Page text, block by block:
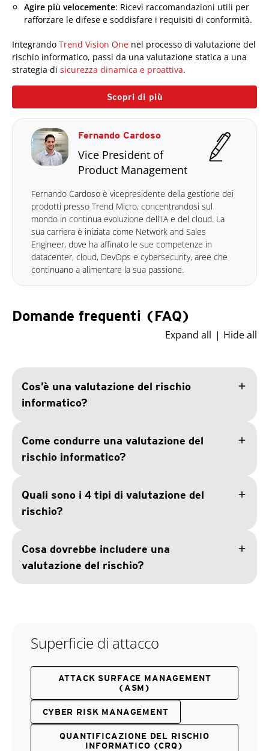
Agire più velocemente: Ricevi raccomandazioni utili per
rafforzare le difese e soddisfare i requisiti di conformità.
Integrando Trend Vision One nel processo di valutazione del
rischio informatico, passi da una valutazione statica a una
strategia di sicurezza dinamica e proattiva.
Scopri di più
Fernando Cardoso
Vice President of
Product Management
Fernando Cardoso è vicepresidente della gestione dei
prodotti presso Trend Micro, concentrandosi sul
mondo in continua evoluzione dell'IA e del cloud. La
sua carriera è iniziata come Network and Sales
Engineer, dove ha affinato le sue competenze in
datacenter, cloud, DevOps e cybersecurity, aree che
continuano a alimentare la sua passione.
Domande frequenti (FAQ)
Expand all Hide all
Cos’è una valutazione del rischio
informatico?
add
Come condurre una valutazione del
rischio informatico?
add
Quali sono i 4 tipi di valutazione del
rischio?
add
Cosa dovrebbe includere una
valutazione del rischio?
add
Superficie di attacco
ATTACK SURFACE MANAGEMENT
(ASM)
CYBER RISK MANAGEMENT
QUANTIFICAZIONE DEL RISCHIO
INFORMATICO (CRQ)